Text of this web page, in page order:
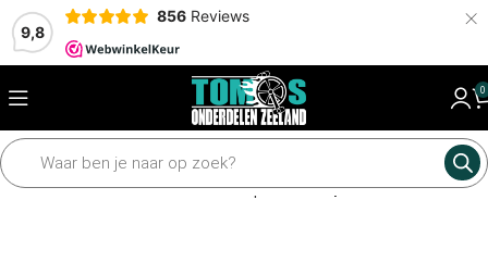
9,8
856 Reviews ×
0
Home Motordelen Carburateur Sproeiers Sproeier set